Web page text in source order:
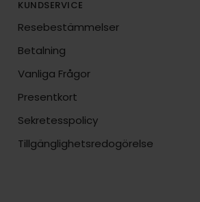
KUNDSERVICE
Resebestämmelser
Betalning
Vanliga Frågor
Presentkort
Sekretesspolicy
Tillgänglighetsredogörelse